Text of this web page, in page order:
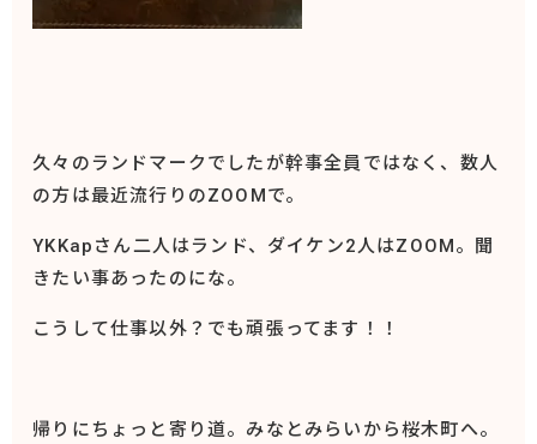
久々のランドマークでしたが幹事全員ではなく、数人
の方は最近流行りのZOOMで。
YKKapさん二人はランド、ダイケン2人はZOOM。聞
きたい事あったのにな。
こうして仕事以外？でも頑張ってます！！
帰りにちょっと寄り道。みなとみらいから桜木町へ。